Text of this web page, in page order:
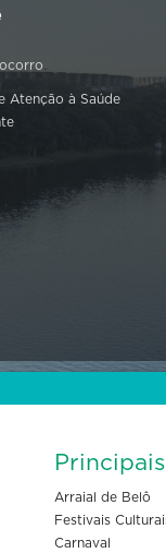
Atenção à Saúde
Arraial de Belô
Festivais
Carnaval